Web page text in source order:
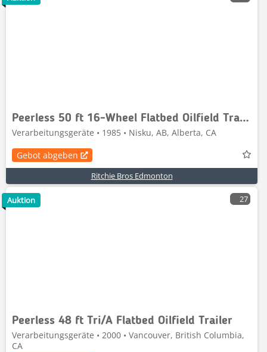
Peerless 50 ft 16-Wheel Flatbed Oilfield Trailer
Verarbeitungsgeräte • 1985 • Nisku, AB, Alberta, CA
Gebot abgeben
Ritchie Bros Edmonton
27
Peerless 48 ft Tri/A Flatbed Oilfield Trailer
Verarbeitungsgeräte • 2000 • Vancouver, British Columbia,
CA
Auktion